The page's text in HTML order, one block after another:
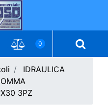
0
IDRAULICA
3PZ